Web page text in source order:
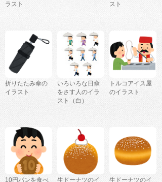
ラスト
スト
折りたたみ傘の
イラスト
いろいろな日傘
をさす人のイラ
スト（白）
トルコアイス屋
のイラスト
10円パンを食べ
生ドーナツのイ
生ドーナツのイ